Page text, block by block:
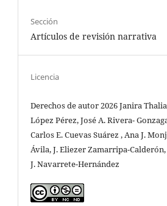
Sección
Artículos de revisión narrativa
Licencia
Derechos de autor 2026 Janira Thalia
López Pérez, José A. Rivera-
Carlos E. Cuevas Suárez , Ana J.
Ávila, J. Eliezer Zamarripa-Calderón,
J. Navarrete-Hernández